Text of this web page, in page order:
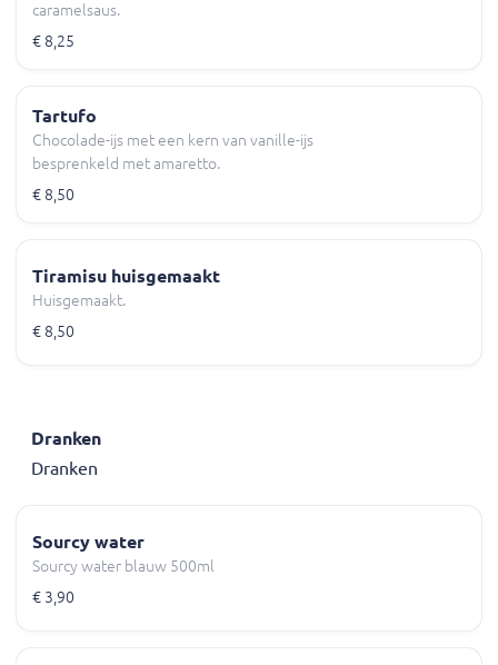
caramelsaus.
€ 8,25
Tartufo
Chocolade-ijs met een kern van vanille-ijs
besprenkeld met amaretto.
€ 8,50
Tiramisu huisgemaakt
Huisgemaakt.
€ 8,50
Dranken
Dranken
Sourcy water
Sourcy water blauw 500ml
€ 3,90